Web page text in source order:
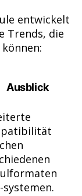
entwickelt
Trends, die
Ausblick
systemen.